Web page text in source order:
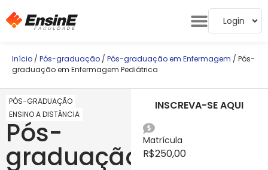
Login
Início / Pós-graduação / Pós-graduação em Enfermagem / Pós-
graduação em Enfermagem Pediátrica
PÓS-GRADUAÇÃO
ENSINO A DISTÂNCIA
Pós-
graduação
INSCREVA-SE AQUI
Matrícula
R$250,00